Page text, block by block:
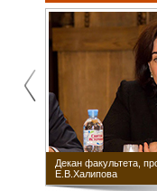
Декан факультета,
Е.В.Халипова